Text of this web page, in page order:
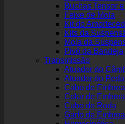
Buchas Tensor
Feixe de Mola
Kit do
Kits da
Mola da
Pivô da Bandeja
Transmissão
Atuador do
Atuador do
Cabo de
Colar de
Cubo de Roda
Garfo de